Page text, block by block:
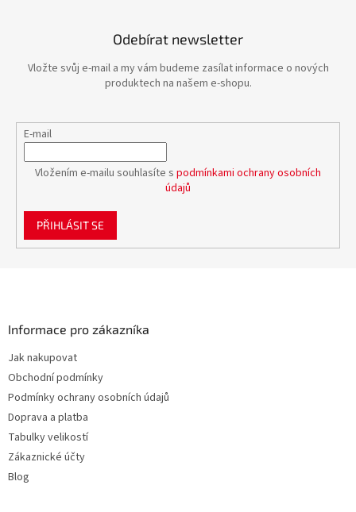
Odebírat newsletter
Vložte svůj e-mail a my vám budeme zasílat informace o nových
produktech na našem e-shopu.
E-mail
Vložením e-mailu souhlasíte s podmínkami ochrany osobních
údajů
PŘIHLÁSIT SE
Informace pro zákazníka
Jak nakupovat
Obchodní podmínky
Podmínky ochrany osobních údajů
Doprava a platba
Tabulky velikostí
Zákaznické účty
Blog